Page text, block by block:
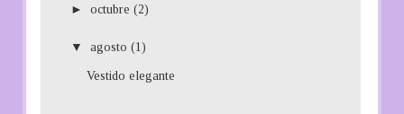
► octubre (2)
▼ agosto (1)
Vestido elegante